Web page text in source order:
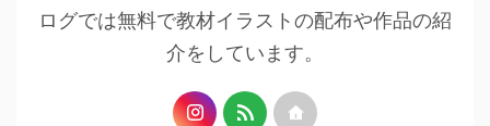
ログでは無料で教材イラストの配布や作品の紹
介をしています。